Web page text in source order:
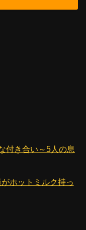
付き合い～5人の息
ホットミルク持っ